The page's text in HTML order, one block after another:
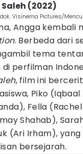
(2022)
Visinema Pictures/
Angga kembali
. Berbeda dari
tema
perfilman
, film ini
Piko
Fella
Shahab),
(Ari Irham),
bersejarah.